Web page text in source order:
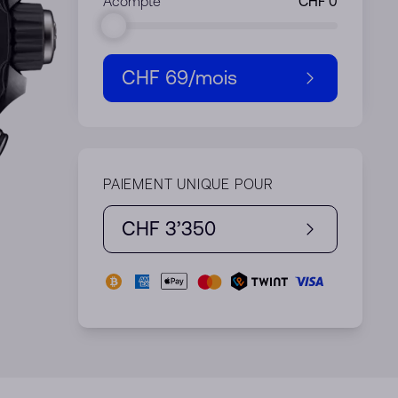
CHF 69/mois
PAIEMENT UNIQUE POUR
CHF 3’350